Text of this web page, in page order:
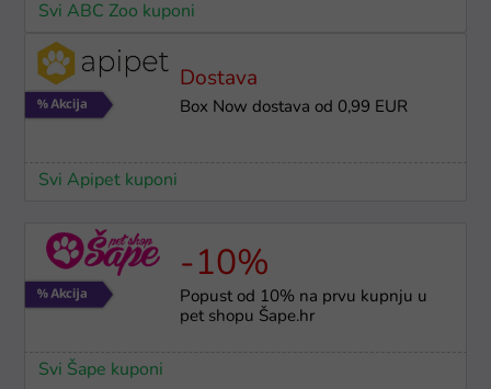
Svi ABC Zoo kuponi
Dostava
Box Now dostava od 0,99 EUR
Svi Apipet kuponi
-10%
Popust od 10% na prvu kupnju u
pet shopu Šape.hr
Svi Šape kuponi